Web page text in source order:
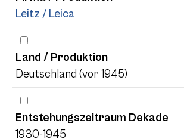
Leitz / Leica
Land / Produktion
Deutschland (vor 1945)
Entstehungszeitraum Dekade
1930-1945